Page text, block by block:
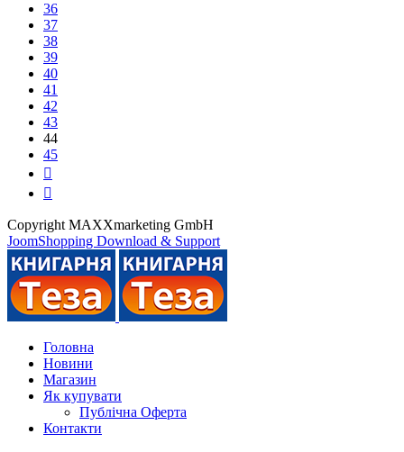
36
37
38
39
40
41
42
43
44
45
Copyright MAXXmarketing GmbH
JoomShopping Download & Support
Головна
Новини
Магазин
Як купувати
Публічна Оферта
Контакти